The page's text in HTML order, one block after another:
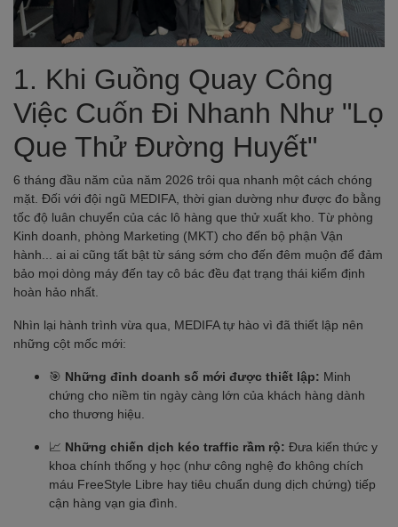
1. Khi Guồng Quay Công
Việc Cuốn Đi Nhanh Như "Lọ
Que Thử Đường Huyết"
6 tháng đầu năm của năm 2026 trôi qua nhanh một cách chóng
mặt. Đối với đội ngũ MEDIFA, thời gian dường như được đo bằng
tốc độ luân chuyển của các lô hàng que thử xuất kho. Từ phòng
Kinh doanh, phòng Marketing (MKT) cho đến bộ phận Vận
hành... ai ai cũng tất bật từ sáng sớm cho đến đêm muộn để đảm
bảo mọi dòng máy đến tay cô bác đều đạt trạng thái kiểm định
hoàn hảo nhất.
Nhìn lại hành trình vừa qua, MEDIFA tự hào vì đã thiết lập nên
những cột mốc mới:
🎯 Những đỉnh doanh số mới được thiết lập: Minh
chứng cho niềm tin ngày càng lớn của khách hàng dành
cho thương hiệu.
📈 Những chiến dịch kéo traffic rầm rộ: Đưa kiến thức y
khoa chính thống y học (như công nghệ đo không chích
máu FreeStyle Libre hay tiêu chuẩn dung dịch chứng) tiếp
cận hàng vạn gia đình.